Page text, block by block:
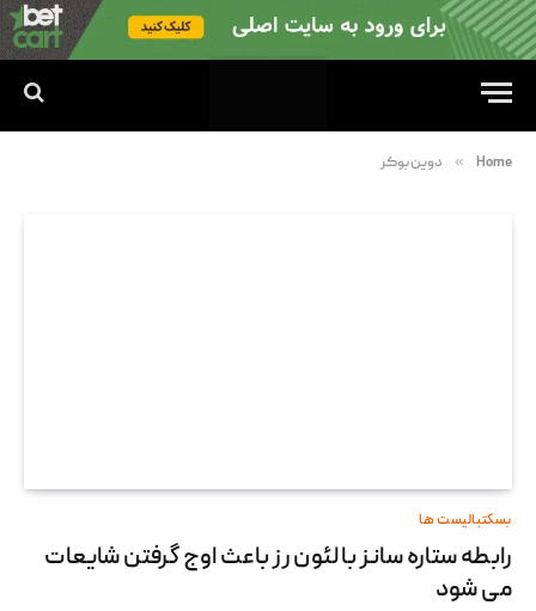
Home
» دوین بوکر
بسکتبالیست ها
رابطه ستاره سانز با لئون رز باعث اوج گرفتن شایعات
می شود